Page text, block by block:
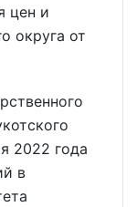
цен и
округа от
2022 года
в